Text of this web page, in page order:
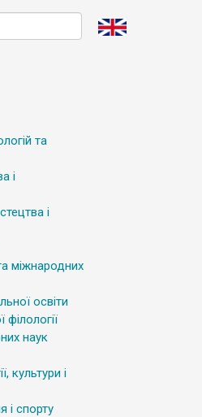
та
і
і
міжнародних
освіти
наук
культури і
і спорту